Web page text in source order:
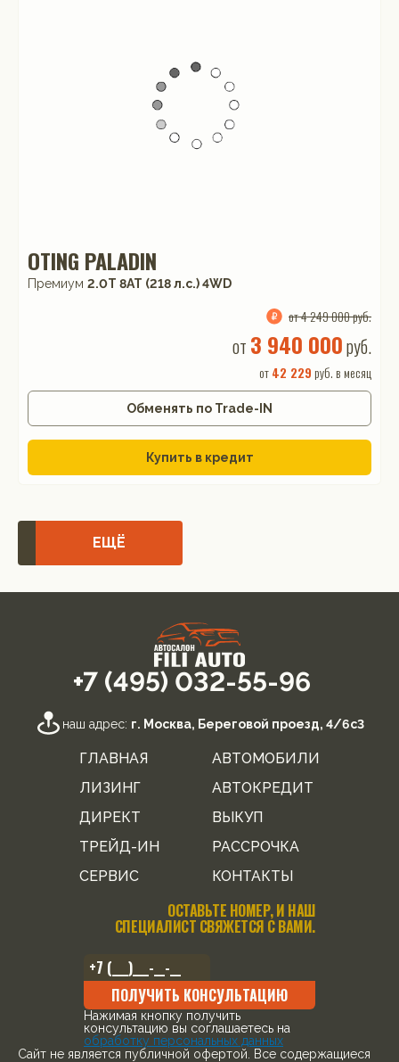
OTING PALADIN
Премиум 2.0T 8AT (218 л.с.) 4WD
от 4 249 000 руб.
от 3 940 000руб.
от42 229 руб. в месяц
Обменять по Trade-IN
Купить в кредит
ЕЩЁ
+7 (495) 032-55-96
наш адрес: г. Москва, Береговой проезд, 4/6с3
ГЛАВНАЯ
АВТОМОБИЛИ
ЛИЗИНГ
АВТОКРЕДИТ
ДИРЕКТ
ВЫКУП
ТРЕЙД-ИН
РАССРОЧКА
СЕРВИС
КОНТАКТЫ
ОСТАВЬТЕ НОМЕР, И НАШ
СПЕЦИАЛИСТ СВЯЖЕТСЯ С ВАМИ.
ПОЛУЧИТЬ КОНСУЛЬТАЦИЮ
Нажимая кнопку получить
консультацию вы соглашаетесь на
обработку персональных данных
Cайт не является публичной офертой. Все содержащиеся